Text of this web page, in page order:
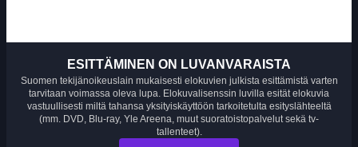
ESITTÄMINEN ON LUVANVARAISTA
Suomen tekijänoikeuslain mukaisesti elokuvien julkista esittämistä varten
tarvitaan voimassa oleva lupa. Elokuvalisenssin luvilla esität elokuvia
vastuullisesti miltä tahansa yksityiskäyttöön tarkoitetulta esityslähteeltä
(mm. DVD, Blu-ray, Yle Areena, muut suoratoistopalvelut sekä tv-
tallenteet).